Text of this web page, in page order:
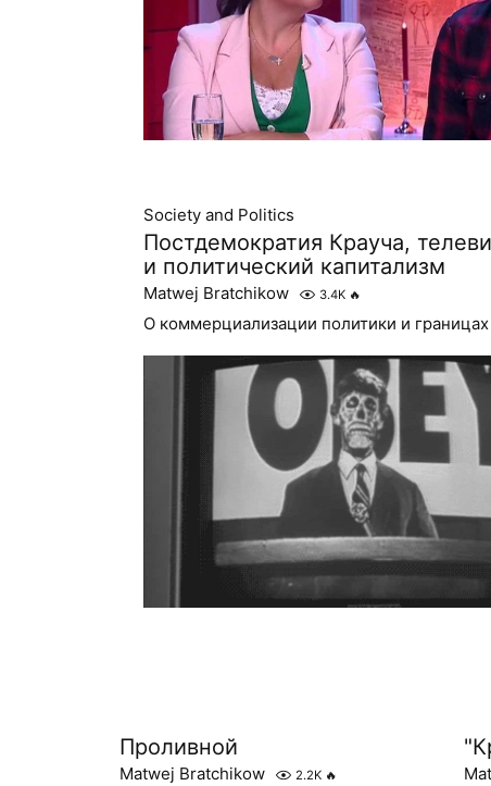
Society and Politics
Постдемократия Крауча,
и политический капитализм
Matwej Bratchikow 3.4K 🔥
О коммерциализации политики и
Проливной
Matwej Bratchikow 2.2K 🔥